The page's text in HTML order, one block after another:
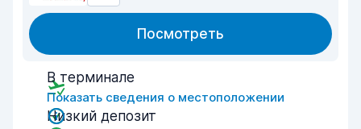
Посмотреть
В терминале
Показать сведения о местоположении
Низкий депозит